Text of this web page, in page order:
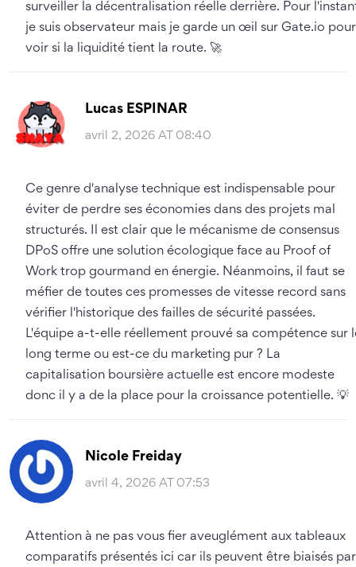
surveiller la décentralisation réelle derrière. Pour
je suis observateur mais je garde un œil sur Gate.io pour
voir si la liquidité tient la route. 🚀
Lucas ESPINAR
avril 2, 2026 AT 08:40
Ce genre d'analyse technique est indispensable pour
éviter de perdre ses économies dans des projets mal
structurés. Il est clair que le mécanisme de consensus
DPoS offre une solution écologique face au Proof of
Work trop gourmand en énergie. Néanmoins, il faut se
méfier de toutes ces promesses de vitesse record sans
vérifier l'historique des failles de sécurité passées.
L'équipe a-t-elle réellement prouvé sa compétence sur
long terme ou est-ce du marketing pur ? La
capitalisation boursière actuelle est encore modeste
donc il y a de la place pour la croissance potentielle. 💡
Nicole Freiday
avril 4, 2026 AT 07:53
Attention à ne pas vous fier aveuglément aux tableaux
comparatifs présentés ici car ils peuvent être biaisés par